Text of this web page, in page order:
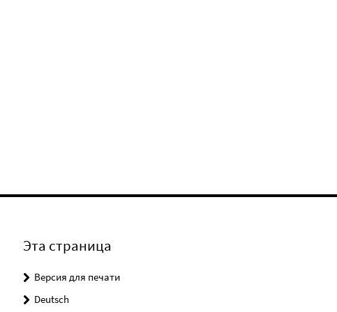
Эта страница
Версия для печати
Deutsch